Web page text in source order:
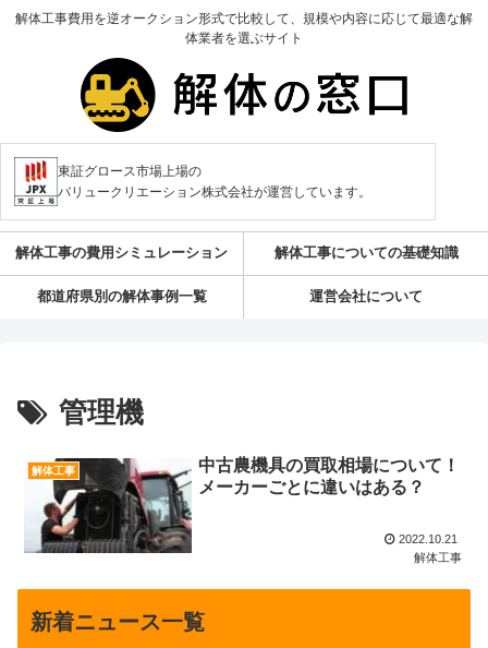
解体工事費用を逆オークション形式で比較して、規模や内容に応じて最適な解
体業者を選ぶサイト
東証グロース市場上場の
バリュークリエーション株式会社が運営しています。
解体工事の費用シミュレーション 解体工事についての基礎知識
都道府県別の解体事例一覧 運営会社について
管理機
解体工事
中古農機具の買取相場について！
メーカーごとに違いはある？
2022.10.21
解体工事
新着ニュース一覧